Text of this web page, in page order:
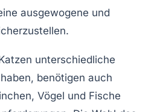
ausgewogene und
unterschiedliche
haben, benötigen auch
, Vögel und Fische